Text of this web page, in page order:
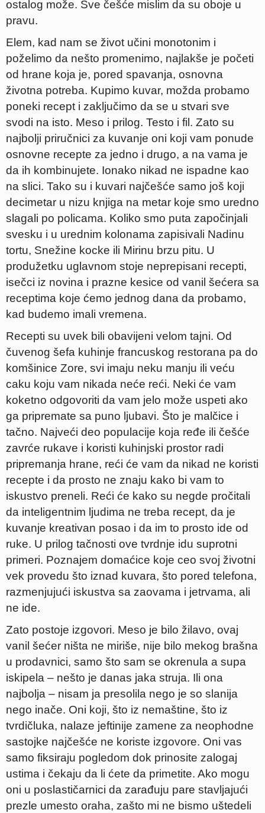
ostalog može. Sve češće mislim da su oboje u
pravu.
Elem, kad nam se život učini monotonim i
poželimo da nešto promenimo, najlakše je početi
od hrane koja je, pored spavanja, osnovna
životna potreba. Kupimo kuvar, možda probamo
poneki recept i zaključimo da se u stvari sve
svodi na isto. Meso i prilog. Testo i fil. Zato su
najbolji priručnici za kuvanje oni koji vam ponude
osnovne recepte za jedno i drugo, a na vama je
da ih kombinujete. Ionako nikad ne ispadne kao
na slici. Tako su i kuvari najčešće samo još koji
decimetar u nizu knjiga na metar koje smo uredno
slagali po policama. Koliko smo puta započinjali
svesku i u urednim kolonama zapisivali Nadinu
tortu, Snežine kocke ili Mirinu brzu pitu. U
produžetku uglavnom stoje neprepisani recepti,
isečci iz novina i prazne kesice od vanil šećera sa
receptima koje ćemo jednog dana da probamo,
kad budemo imali vremena.
Recepti su uvek bili obavijeni velom tajni. Od
čuvenog šefa kuhinje francuskog restorana pa do
komšinice Zore, svi imaju neku manju ili veću
caku koju vam nikada neće reći. Neki će vam
koketno odgovoriti da vam jelo može uspeti ako
ga pripremate sa puno ljubavi. Što je malčice i
tačno. Najveći deo populacije koja ređe ili češće
zavrće rukave i koristi kuhinjski prostor radi
pripremanja hrane, reći će vam da nikad ne koristi
recepte i da prosto ne znaju kako bi vam to
iskustvo preneli. Reći će kako su negde pročitali
da inteligentnim ljudima ne treba recept, da je
kuvanje kreativan posao i da im to prosto ide od
ruke. U prilog tačnosti ove tvrdnje idu suprotni
primeri. Poznajem domaćice koje ceo svoj životni
vek provedu što iznad kuvara, što pored telefona,
razmenjujući iskustva sa zaovama i jetrvama, ali
ne ide.
Zato postoje izgovori. Meso je bilo žilavo, ovaj
vanil šećer ništa ne miriše, nije bilo mekog brašna
u prodavnici, samo što sam se okrenula a supa
iskipela – nešto je danas jaka struja. Ili ona
najbolja – nisam ja presolila nego je so slanija
nego inače. Oni koji, što iz nemaštine, što iz
tvrdičluka, nalaze jeftinije zamene za neophodne
sastojke najčešće ne koriste izgovore. Oni vas
samo fiksiraju pogledom dok prinosite zalogaj
ustima i čekaju da li ćete da primetite. Ako mogu
oni u poslastičarnici da zarađuju pare stavljajući
prezle umesto oraha, zašto mi ne bismo uštedeli